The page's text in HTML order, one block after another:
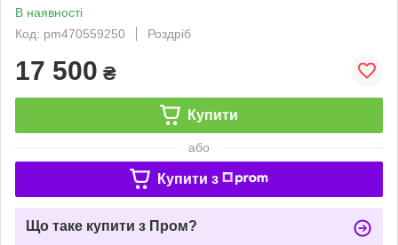
В наявності
Код: pm470559250
Роздріб
17 500 ₴
Купити
або
Купити з
Що таке купити з Пром?